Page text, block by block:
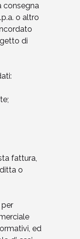
consegna
o altro
di
fattura,
o
per
ed